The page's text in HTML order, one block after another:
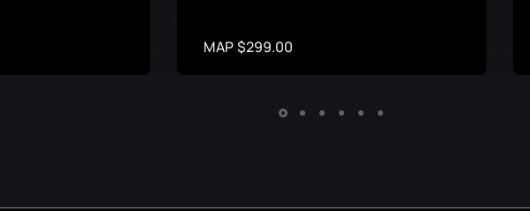
MAP $299.00